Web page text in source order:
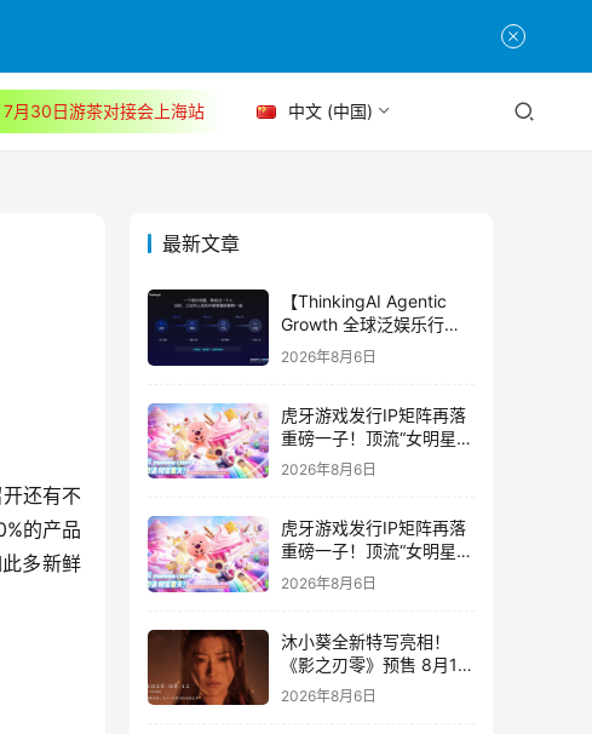
7月30日游茶对接会上海站 中文 (中国)
还有不
的产品
多新鲜
最新文章
【ThinkingAI Agentic
Growth 全球泛娱乐行业
峰会】Agent 时代，人到
底负责什么
2026年8月6日
虎牙游戏发行IP矩阵再落
重磅一子！顶流“女明星”
ZANMANG LOOPY 正版
2026年8月6日
虎牙游戏发行IP矩阵再落
重磅一子！顶流“女明星”
ZANMANG LOOPY 正版
3D消除手游《消消奇遇》
2026年8月6日
沐小葵全新特写亮相！
《影之刃零》预售 8月12
日开启
2026年8月6日